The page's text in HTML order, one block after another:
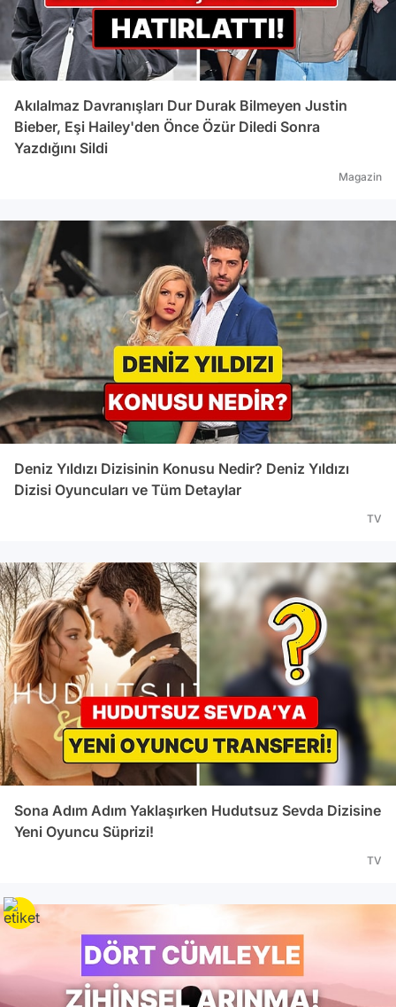
Akılalmaz Davranışları Dur Durak Bilmeyen Justin
Bieber, Eşi Hailey'den Önce Özür Diledi Sonra
Yazdığını Sildi
Magazin
Deniz Yıldızı Dizisinin Konusu Nedir? Deniz Yıldızı
Dizisi Oyuncuları ve Tüm Detaylar
TV
Sona Adım Adım Yaklaşırken Hudutsuz Sevda Dizisine
Yeni Oyuncu Süprizi!
TV